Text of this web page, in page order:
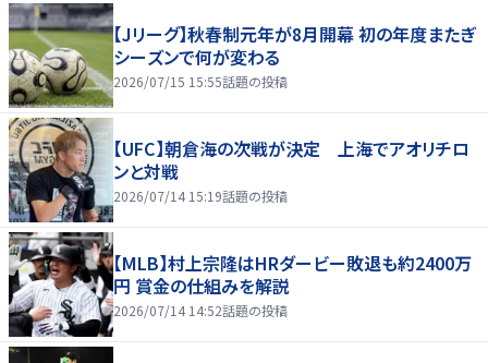
【Jリーグ】秋春制元年が8月開幕 初の年度またぎ
シーズンで何が変わる
2026/07/15 15:55話題の投稿
【UFC】朝倉海の次戦が決定 上海でアオリチロ
ンと対戦
2026/07/14 15:19話題の投稿
【MLB】村上宗隆はHRダービー敗退も約2400万
円 賞金の仕組みを解説
2026/07/14 14:52話題の投稿